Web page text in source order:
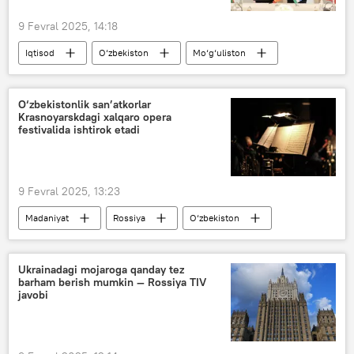
9 Fevral 2025, 14:18
Iqtisod O‘zbekiston
Mo‘g‘uliston
hamkorlik
Investitsiyalar va tashqi savdo vazirligi
Jamshid Xodjayev
O‘zbekistonlik san’atkorlar
Krasnoyarskdagi xalqaro opera
festivalida ishtirok etadi
9 Fevral 2025, 13:23
Madaniyat Rossiya
O‘zbekiston
san’at
Ukrainadagi mojaroga qanday tez
barham berish mumkin — Rossiya TIV
javobi